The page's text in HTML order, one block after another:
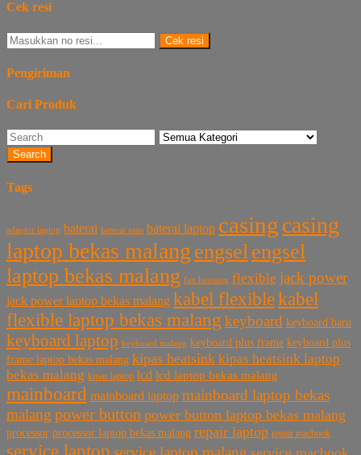
Cek resi
Cek resi
Pengiriman
Cari Produk
Search
Tags
adaptor laptop baterai baterai asus baterai laptop casing casing
laptop bekas malang engselengsel
laptop bekas malang fan heatsing flexible jack power
jack power laptop bekas malang kabel flexiblekabel
flexible laptop bekas malang keyboard keyboard baru
keyboard laptop keyboard malang keyboard plus frame keyboard plus
frame laptop bekas malang kipas heatsink kipas heatsink laptop
bekas malang kipas laptop lcd lcd laptop bekas malang
mainboard mainboard laptop mainboard laptop bekas
malang power button power button laptop bekas malang
processor processor laptop bekas malang repair laptop repair macbook